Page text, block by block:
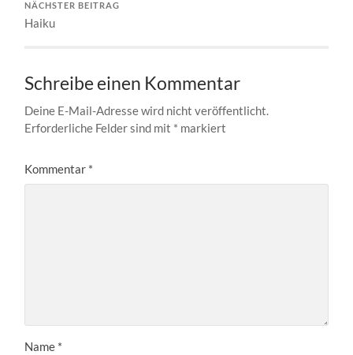
NÄCHSTER BEITRAG
Haiku
Schreibe einen Kommentar
Deine E-Mail-Adresse wird nicht veröffentlicht.
Erforderliche Felder sind mit * markiert
Kommentar *
Name *